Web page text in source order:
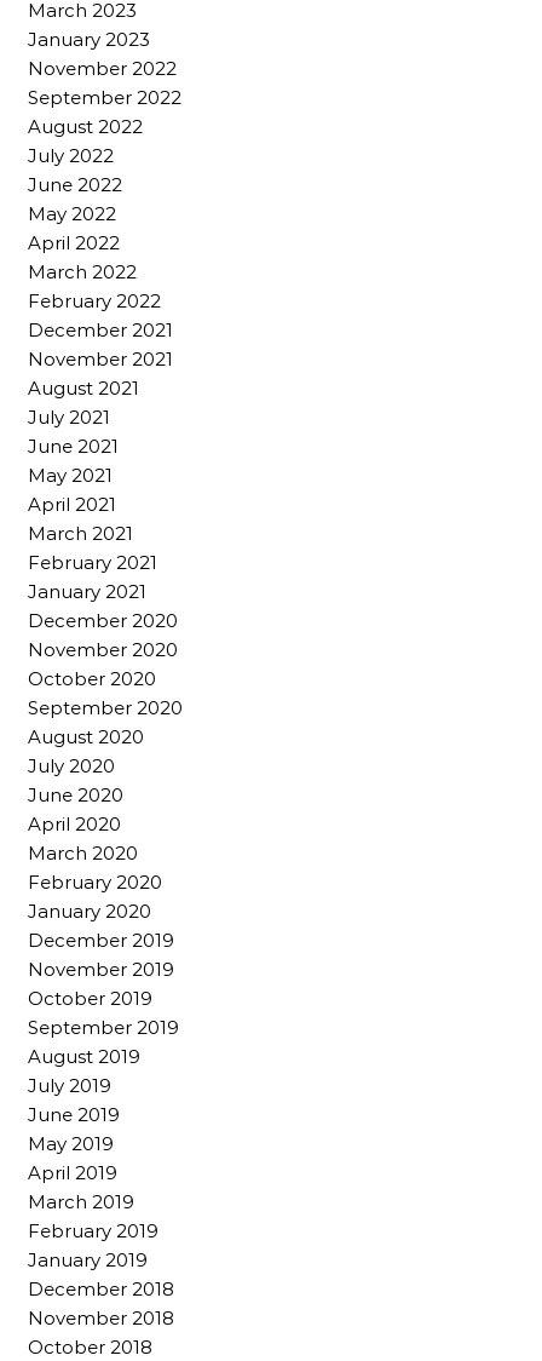
March 2023
January 2023
November 2022
September 2022
August 2022
July 2022
June 2022
May 2022
April 2022
March 2022
February 2022
December 2021
November 2021
August 2021
July 2021
June 2021
May 2021
April 2021
March 2021
February 2021
January 2021
December 2020
November 2020
October 2020
September 2020
August 2020
July 2020
June 2020
April 2020
March 2020
February 2020
January 2020
December 2019
November 2019
October 2019
September 2019
August 2019
July 2019
June 2019
May 2019
April 2019
March 2019
February 2019
January 2019
December 2018
November 2018
October 2018